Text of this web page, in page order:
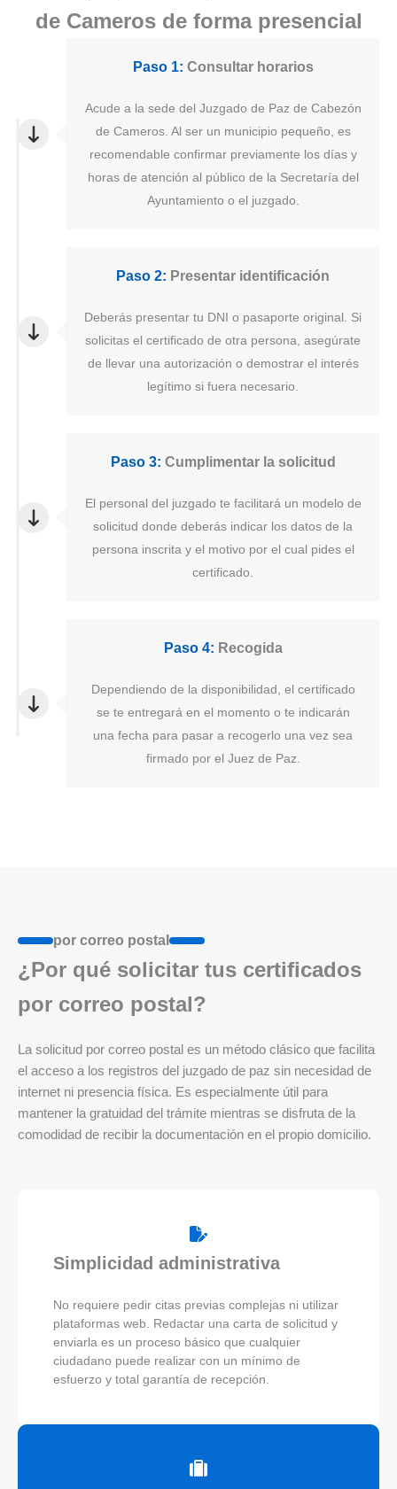
de Cameros de forma presencial
Paso 1: Consultar horarios
Acude a la sede del Juzgado de Paz de Cabezón
de Cameros. Al ser un municipio pequeño, es
recomendable confirmar previamente los días y
horas de atención al público de la Secretaría del
Ayuntamiento o el juzgado.
Paso 2: Presentar identificación
Deberás presentar tu DNI o pasaporte original. Si
solicitas el certificado de otra persona, asegúrate
de llevar una autorización o demostrar el interés
legítimo si fuera necesario.
Paso 3: Cumplimentar la solicitud
El personal del juzgado te facilitará un modelo de
solicitud donde deberás indicar los datos de la
persona inscrita y el motivo por el cual pides el
certificado.
Paso 4: Recogida
Dependiendo de la disponibilidad, el certificado
se te entregará en el momento o te indicarán
una fecha para pasar a recogerlo una vez sea
firmado por el Juez de Paz.
por correo postal
¿Por qué solicitar tus certificados
por correo postal?
La solicitud por correo postal es un método clásico que facilita
el acceso a los registros del juzgado de paz sin necesidad de
internet ni presencia física. Es especialmente útil para
mantener la gratuidad del trámite mientras se disfruta de la
comodidad de recibir la documentación en el propio domicilio.
Simplicidad administrativa
No requiere pedir citas previas complejas ni utilizar
plataformas web. Redactar una carta de solicitud y
enviarla es un proceso básico que cualquier
ciudadano puede realizar con un mínimo de
esfuerzo y total garantía de recepción.